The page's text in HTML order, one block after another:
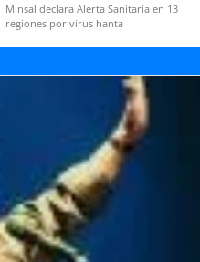
Minsal declara Alerta Sanitaria en 13
regiones por virus hanta